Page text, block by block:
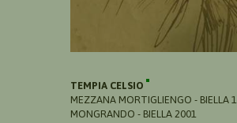
TEMPIA CELSIO
MEZZANA MORTIGLIENGO - BIELLA
MONGRANDO - BIELLA 2001